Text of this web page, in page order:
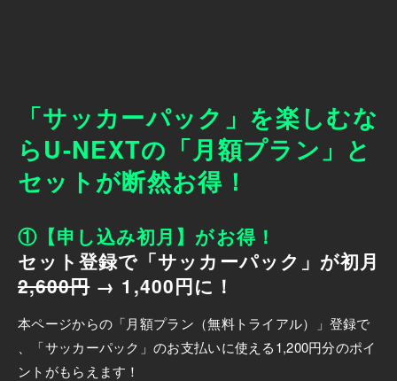
「サッカーパック」を楽しむな
らU-NEXTの「月額プラン」と
セットが断然お得！
①【申し込み初月】がお得！
セット登録で「サッカーパック」が初月
2,600円→ 1,400円に！
本ページからの「月額プラン（無料トライアル）」登録で
、「サッカーパック」のお支払いに使える1,200円分のポイ
ントがもらえます！